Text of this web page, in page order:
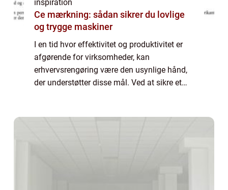
inspiration
Ce mærkning: sådan sikrer du lovlige
og trygge maskiner
I en tid hvor effektivitet og produktivitet er
afgørende for virksomheder, kan
erhvervsrengøring være den usynlige hånd,
der understøtter disse mål. Ved at sikre et